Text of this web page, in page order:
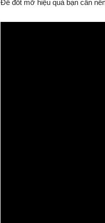
Để đốt mỡ hiệu quả bạn cần